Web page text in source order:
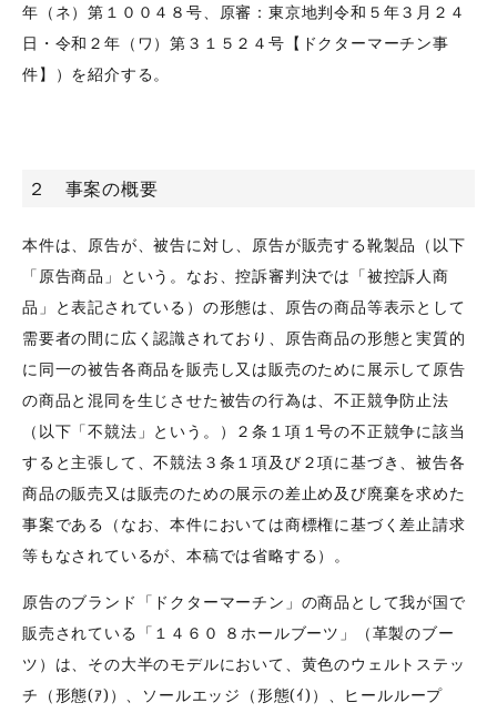
年（ネ）第１００４８号、原審：東京地判令和５年３月２４
日・令和２年（ワ）第３１５２４号【ドクターマーチン事
件】）を紹介する。
２ 事案の概要
本件は、原告が、被告に対し、原告が販売する靴製品（以下
「原告商品」という。なお、控訴審判決では「被控訴人商
品」と表記されている）の形態は、原告の商品等表示として
需要者の間に広く認識されており、原告商品の形態と実質的
に同一の被告各商品を販売し又は販売のために展示して原告
の商品と混同を生じさせた被告の行為は、不正競争防止法
（以下「不競法」という。）２条１項１号の不正競争に該当
すると主張して、不競法３条１項及び２項に基づき、被告各
商品の販売又は販売のための展示の差止め及び廃棄を求めた
事案である（なお、本件においては商標権に基づく差止請求
等もなされているが、本稿では省略する）。
原告のブランド「ドクターマーチン」の商品として我が国で
販売されている「１４６０ ８ホールブーツ」（革製のブー
ツ）は、その大半のモデルにおいて、黄色のウェルトステッ
チ（形態(ｱ)）、ソールエッジ（形態(ｲ)）、ヒールループ